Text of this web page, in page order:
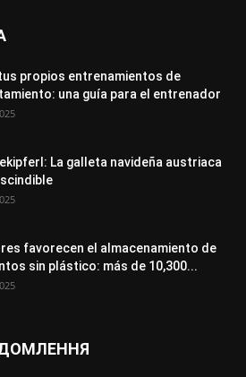
propios entrenamientos de
una guía para el entrenador
La galleta navideña austriaca
favorecen el almacenamiento de
sin plástico: más de 10,300...